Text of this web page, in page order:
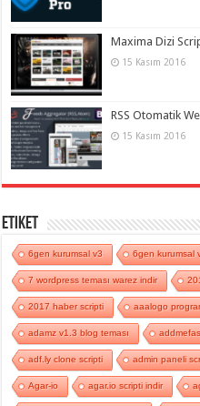
Maxima Dizi
15 Kasım 2016
RSS Otomatik
15 Kasım 2016
Etiket
6gen kurumsal v3 6gen kurumsal
7 wordpress teması warez indir
2017 haber scripti aaalogo
adamz v1.3 blog teması
adf.ly clone scripti admin paneli
Agar-io agar.io scripti indir